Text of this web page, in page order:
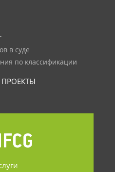
в суде
по классификации